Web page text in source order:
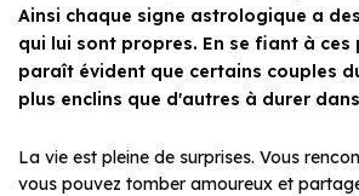
Ainsi chaque signe astrologique a
qui lui sont propres. En se fiant à
paraît évident que certains couples
plus enclins que d'autres à durer
La vie est pleine de surprises. Vous
vous pouvez tomber amoureux et